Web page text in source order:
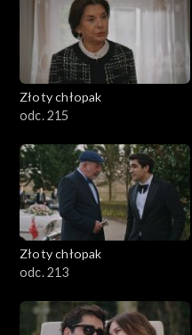
Złoty chłopak
odc. 215
Złoty chłopak
odc. 213